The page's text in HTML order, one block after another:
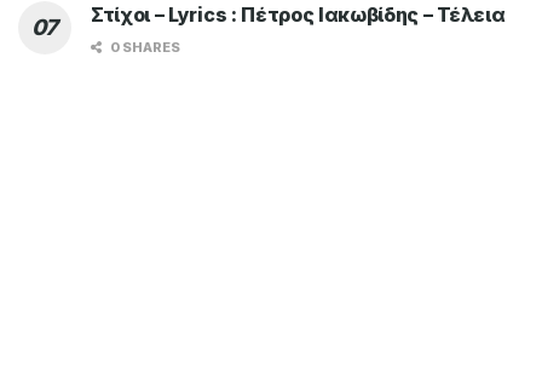
Στίχοι – Lyrics : Πέτρος Ιακωβίδης – Τέλεια
0 SHARES